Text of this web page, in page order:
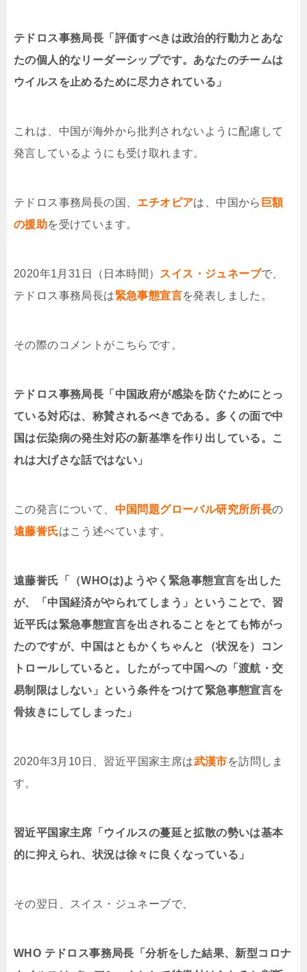
テドロス事務局長「評価すべきは政治的行動力とあな
たの個人的なリーダーシップです。あなたのチームは
ウイルスを止めるために尽力されている」
これは、中国が海外から批判されないように配慮して
発言しているようにも受け取れます。
テドロス事務局長の国、 エチオピアは、中国から 巨額
の援助を受けています。
2020年1月31日（日本時間） スイス・ジュネーブで、
テドロス事務局長は緊急事態宣言を発表しました。
その際のコメントがこちらです。
テドロス事務局長「中国政府が感染を防ぐためにとっ
ている対応は、称賛されるべきである。多くの面で中
国は伝染病の発生対応の新基準を作り出している。こ
れは大げさな話ではない」
この発言について、 中国問題グローバル研究所所長の
遠藤誉氏はこう述べています。
遠藤誉氏「（WHOは)ようやく緊急事態宣言を出した
が、「中国経済がやられてしまう」ということで、習
近平氏は緊急事態宣言を出されることをとても怖がっ
たのですが、中国はともかくちゃんと（状況を）コン
トロールしていると。したがって中国への「渡航・交
易制限はしない」という条件をつけて緊急事態宣言を
骨抜きにしてしまった」
2020年3月10日、習近平国家主席は武漢市を訪問しま
す。
習近平国家主席「ウイルスの蔓延と拡散の勢いは基本
的に抑えられ、状況は徐々に良くなっている」
その翌日、スイス・ジュネーブで、
WHO テドロス事務局長「分析をした結果、新型コロナ